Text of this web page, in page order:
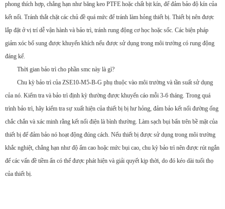
phong thích hợp, chẳng hạn như băng keo PTFE hoặc chất bịt kín, để đảm bảo độ kín của
kết nối. Tránh thắt chặt các chủ đề quá mức để tránh làm hỏng thiết bị. Thiết bị nên được
lắp đặt ở vị trí dễ vận hành và bảo trì, tránh rung động cơ học hoặc sốc. Các biện pháp
giảm xóc bổ sung được khuyến khích nếu được sử dụng trong môi trường có rung động
đáng kể.
Thời gian bảo trì cho phần smc này là gì?
Chu kỳ bảo trì của ZSE10-M5-B-G phụ thuộc vào môi trường và tần suất sử dụng
của nó. Kiểm tra và bảo trì định kỳ thường được khuyến cáo mỗi 3-6 tháng. Trong quá
trình bảo trì, hãy kiểm tra sự xuất hiện của thiết bị bị hư hỏng, đảm bảo kết nối đường ống
chắc chắn và xác minh rằng kết nối điện là bình thường. Làm sạch bụi bẩn trên bề mặt của
thiết bị để đảm bảo nó hoạt động đúng cách. Nếu thiết bị được sử dụng trong môi trường
khắc nghiệt, chẳng hạn như độ ẩm cao hoặc mức bụi cao, chu kỳ bảo trì nên được rút ngắn
để các vấn đề tiềm ẩn có thể được phát hiện và giải quyết kịp thời, do đó kéo dài tuổi thọ
của thiết bị.